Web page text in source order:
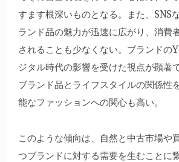
すます根深いものとなる。また、SNS
ランド品の魅力が迅速に広がり、消費
されることも少なくない。ブランドの
ジタル時代の影響を受けた視点が顕著
ブランド品とライフスタイルの関係性
能なファッションへの関心も高い。
このような傾向は、自然と中古市場や
つブランドに対する需要を生むことに